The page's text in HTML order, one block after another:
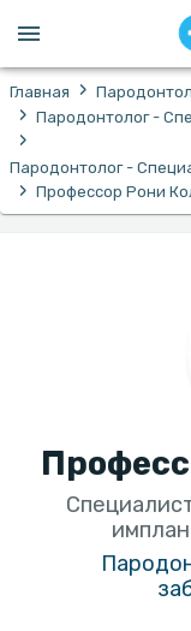
Главная ›
› Пародонтолог -
›
Пародонтолог -
› Профессор Рони